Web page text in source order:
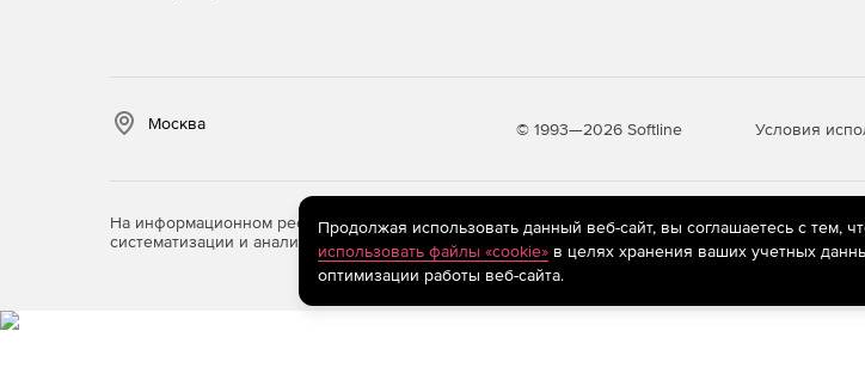
Москва © 1993—2026 Softline Условия
На информационном ресурсе store.softline.ru применяютсярекомендательные технологии
систематизации и анализа сведений, относящихся к предпочтениям пользователей сети
Продолжая использовать данный веб-сайт, вы соглашаетесь с тем,
использовать файлы «cookie»в целях хранения ваших учетных
оптимизации работы веб-сайта.